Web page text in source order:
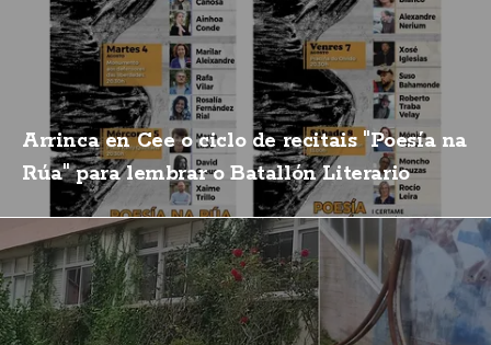
Arrinca en Cee o ciclo de recitais "Poesía na
Rúa" para lembrar o Batallón Literario